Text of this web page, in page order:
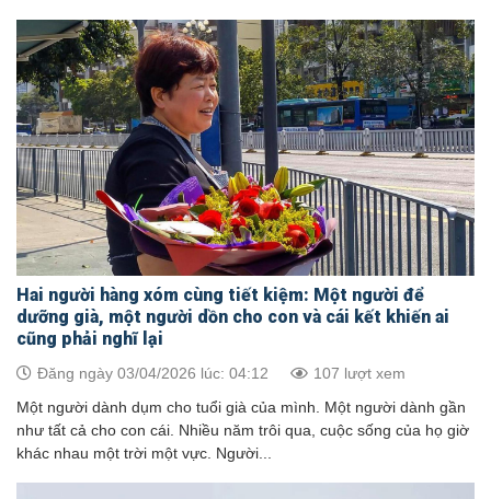
Hai người hàng xóm cùng tiết kiệm: Một người để
dưỡng già, một người dồn cho con và cái kết khiến ai
cũng phải nghĩ lại
Đăng ngày 03/04/2026 lúc: 04:12 107 lượt xem
Một người dành dụm cho tuổi già của mình. Một người dành gần
như tất cả cho con cái. Nhiều năm trôi qua, cuộc sống của họ giờ
khác nhau một trời một vực. Người...